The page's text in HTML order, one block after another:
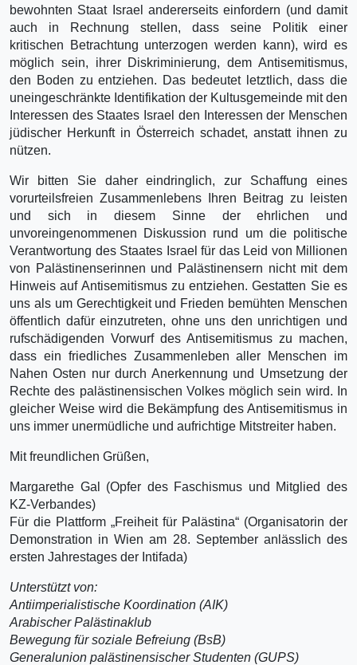
bewohnten Staat Israel andererseits einfordern (und damit
auch in Rechnung stellen, dass seine Politik einer
kritischen Betrachtung unterzogen werden kann), wird es
möglich sein, ihrer Diskriminierung, dem Antisemitismus,
den Boden zu entziehen. Das bedeutet letztlich, dass die
uneingeschränkte Identifikation der Kultusgemeinde mit den
Interessen des Staates Israel den Interessen der Menschen
jüdischer Herkunft in Österreich schadet, anstatt ihnen zu
nützen.
Wir bitten Sie daher eindringlich, zur Schaffung eines
vorurteilsfreien Zusammenlebens Ihren Beitrag zu leisten
und sich in diesem Sinne der ehrlichen und
unvoreingenommenen Diskussion rund um die politische
Verantwortung des Staates Israel für das Leid von Millionen
von Palästinenserinnen und Palästinensern nicht mit dem
Hinweis auf Antisemitismus zu entziehen. Gestatten Sie es
uns als um Gerechtigkeit und Frieden bemühten Menschen
öffentlich dafür einzutreten, ohne uns den unrichtigen und
rufschädigenden Vorwurf des Antisemitismus zu machen,
dass ein friedliches Zusammenleben aller Menschen im
Nahen Osten nur durch Anerkennung und Umsetzung der
Rechte des palästinensischen Volkes möglich sein wird. In
gleicher Weise wird die Bekämpfung des Antisemitismus in
uns immer unermüdliche und aufrichtige Mitstreiter haben.
Mit freundlichen Grüßen,
Margarethe Gal (Opfer des Faschismus und Mitglied des
KZ-Verbandes)
Für die Plattform „Freiheit für Palästina“ (Organisatorin der
Demonstration in Wien am 28. September anlässlich des
ersten Jahrestages der Intifada)
Unterstützt von:
Antiimperialistische Koordination (AIK)
Arabischer Palästinaklub
Bewegung für soziale Befreiung (BsB)
Generalunion palästinensischer Studenten (GUPS)